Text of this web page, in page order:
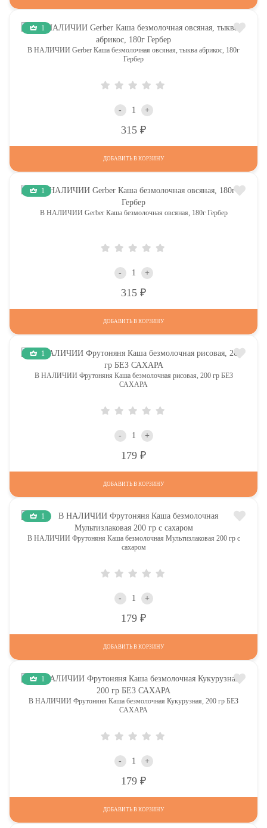
1
В НАЛИЧИИ Gerber Каша безмолочная овсяная, тыква абрикос, 180г
Гербер
- +
315
ДОБАВИТЬ В КОРЗИНУ
1
В НАЛИЧИИ Gerber Каша безмолочная овсяная, 180г Гербер
- +
315
ДОБАВИТЬ В КОРЗИНУ
1
В НАЛИЧИИ Фрутоняня Каша безмолочная рисовая, 200 гр БЕЗ
САХАРА
- +
179
ДОБАВИТЬ В КОРЗИНУ
1
В НАЛИЧИИ Фрутоняня Каша безмолочная Мультизлаковая 200 гр с
сахаром
- +
179
ДОБАВИТЬ В КОРЗИНУ
1
В НАЛИЧИИ Фрутоняня Каша безмолочная Кукурузная, 200 гр БЕЗ
САХАРА
- +
179
ДОБАВИТЬ В КОРЗИНУ